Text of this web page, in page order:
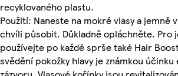
recyklovaného plastu.
Použití: Naneste na mokré vlasy a jemně
chvíli působit. Důkladně opláchněte. Pro
používejte po každé sprše také Hair
svědění pokožky hlavy je známkou